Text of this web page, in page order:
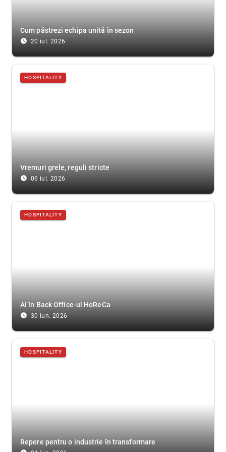
Cum păstrezi echipa unită în sezon
access_time_filled 20 iul. 2026
HOSPITALITY
Vremuri grele, reguli stricte
access_time_filled 06 iul. 2026
HOSPITALITY
AI în Back Office-ul HoReCa
access_time_filled 30 iun. 2026
HOSPITALITY
Repere pentru o industrie în transformare